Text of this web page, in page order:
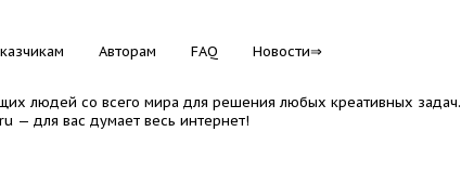
Авторам FAQ Новости
людей со всего мира для решения любых креативных задач.
— для вас думает весь интернет!